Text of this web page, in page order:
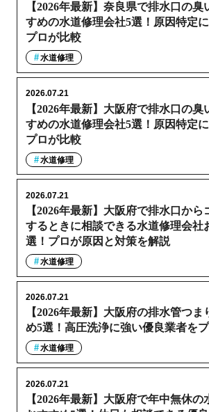
【2026年最新】奈良県で排水口の臭
すめの水道修理会社5選！原因特定
プロが比較
水道修理
【2026年最新】大阪府で排水口の臭
すめの水道修理会社5選！原因特定
プロが比較
2026.07.21
水道修理
【2026年最新】大阪府で排水口から
するときに相談できる水道修理会社
選！プロが原因と対策を解説
2026.07.21
水道修理
【2026年最新】大阪府の排水管つま
め5選！高圧洗浄に強い優良業者を
2026.07.21
水道修理
【2026年最新】大阪府で年中無休の
2026.07.21